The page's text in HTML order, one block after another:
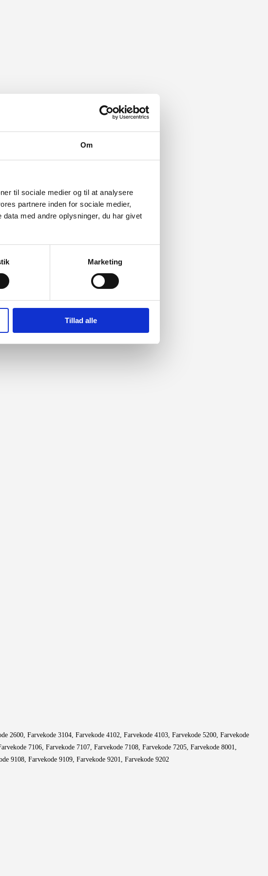
Om
til sociale medier og til at analysere
partnere inden for sociale medier,
med andre oplysninger, du har givet
Marketing
Tillad alle
2600, Farvekode 3104, Farvekode 4102, Farvekode 4103, Farvekode 5200, Farvekode
7106, Farvekode 7107, Farvekode 7108, Farvekode 7205, Farvekode 8001,
9108, Farvekode 9109, Farvekode 9201, Farvekode 9202